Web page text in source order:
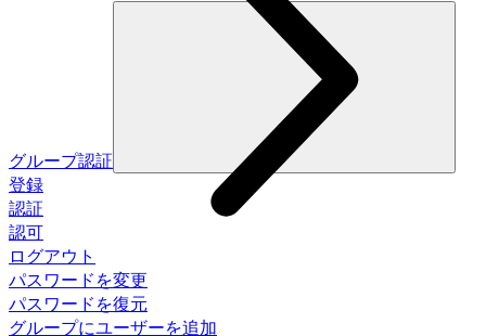
グループ認証
登録
認証
認可
ログアウト
パスワードを変更
パスワードを復元
グループにユーザーを追加